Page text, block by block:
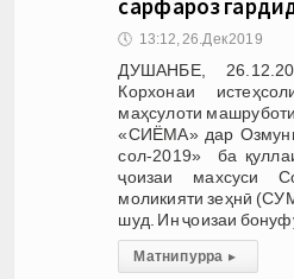
сарфароз
🕔 13:12, 26.Дек 2019
ДУШАНБЕ,
Корхонаи
маҳсулоти
«СИЁМА» дар
сол-2019» ба
ҷоизаи махсуси
моликияти зеҳнӣ
шуд. Ин ҷоизаи
Матни пурра ▸